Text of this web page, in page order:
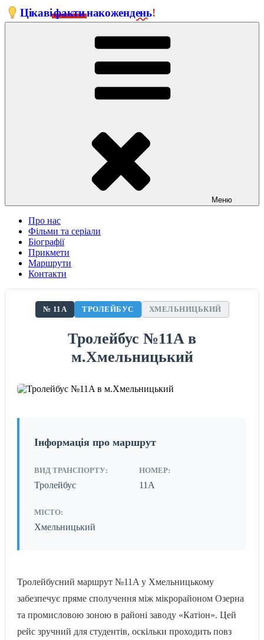
Перейти
до
Цікавіфактинакожендень!
Меню
Про нас
Фільми та серіали
Біографії
Прикмети
Маршрути
Контакти
№ 11A ТРОЛЕЙБУС ХМЕЛЬНИЦЬКИЙ
Тролейбус №11A в
м.Хмельницький
Інформація про маршрут
ВИД ТРАНСПОРТУ:
Тролейбус
НОМЕР:
11A
МІСТО:
Хмельницький
Тролейбусний маршрут №11A у Хмельницькому
забезпечує пряме сполучення між мікрорайоном Озерна
та промисловою зоною в районі заводу «Катіон». Цей
рейс зручний для студентів, оскільки проходить повз